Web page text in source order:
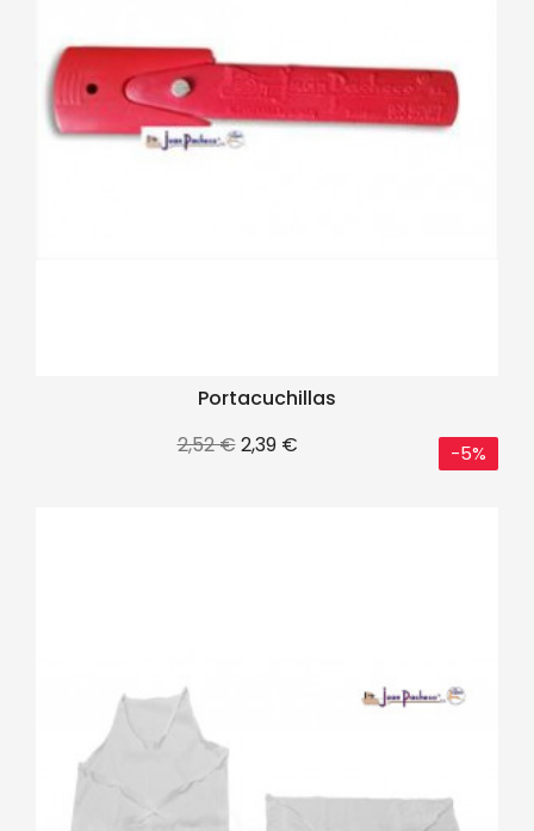
Portacuchillas
Precio
2,52 €Precio
2,39 € -5%